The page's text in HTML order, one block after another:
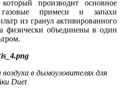
производит основное
примеси и запахи
из гранул активированного
физически объединены в один
в дымоуловителях для
Duet